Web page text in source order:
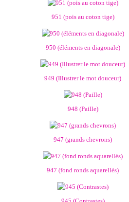
951 (pois au coton tige)
950 (éléments en diagonale)
949 (Illustrer le mot douceur)
948 (Paille)
947 (grands chevrons)
947 (fond ronds aquarellés)